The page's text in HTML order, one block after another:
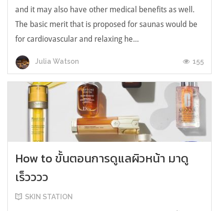
and it may also have other medical benefits as well.
The basic merit that is proposed for saunas would be
for cardiovascular and relaxing he...
Julia Watson 155
How to ขั้นตอนการดูแลผิวหน้า มาดู
เร็วววว
SKIN STATION